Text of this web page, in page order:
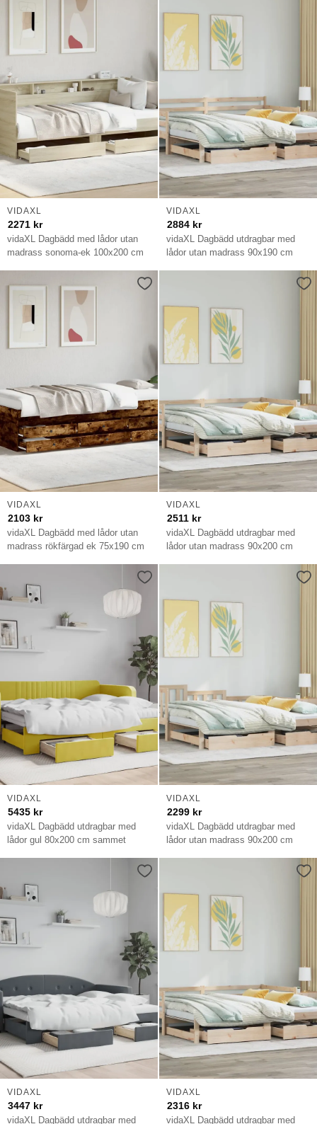
vidaXL Dagbädd med lådor utan
madrass sonoma-ek 100x200 cm
VIDAXL
2271 kr
vidaXL Dagbädd utdragbar med
lådor utan madrass 90x190 cm
VIDAXL
2884 kr
vidaXL Dagbädd med lådor utan
madrass rökfärgad ek 75x190 cm
VIDAXL
2103 kr
vidaXL Dagbädd utdragbar med
lådor utan madrass 90x200 cm
VIDAXL
2511 kr
vidaXL Dagbädd utdragbar med
lådor gul 80x200 cm sammet
VIDAXL
5435 kr
vidaXL Dagbädd utdragbar med
lådor utan madrass 90x200 cm
VIDAXL
2299 kr
vidaXL Dagbädd utdragbar med
VIDAXL
3447 kr
vidaXL Dagbädd utdragbar med
VIDAXL
2316 kr